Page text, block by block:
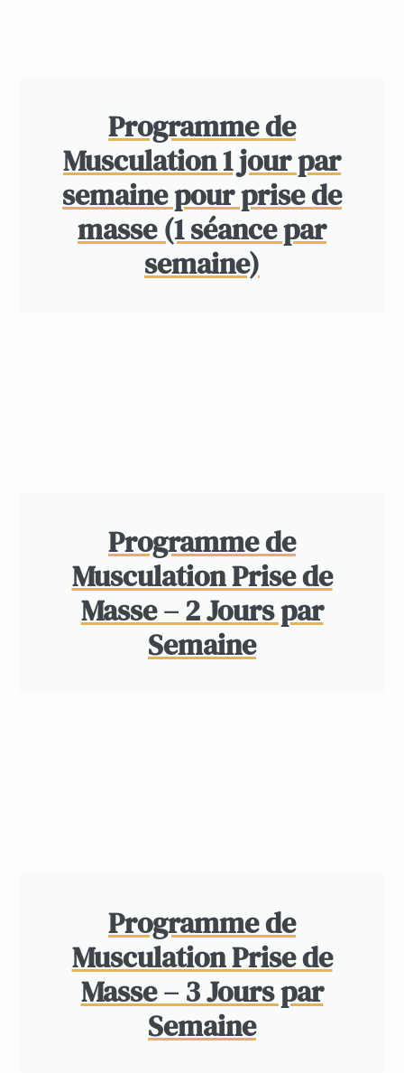
Programme de
Musculation 1 jour par
semaine pour prise de
masse (1 séance par
semaine)
Programme de
Musculation Prise de
Masse – 2 Jours par
Semaine
Programme de
Musculation Prise de
Masse – 3 Jours par
Semaine